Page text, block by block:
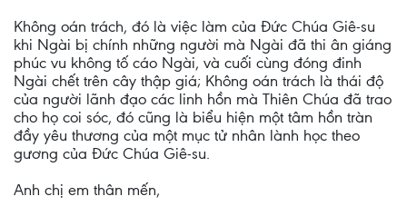
Không oán trách, đó là việc làm của Đức Chúa Giê-su
khi Ngài bị chính những người mà Ngài đã thi ân giáng
phúc vu không tố cáo Ngài, và cuối cùng đóng đinh
Ngài chết trên cây thập giá; Không oán trách là thái độ
của người lãnh đạo các linh hồn mà Thiên Chúa đã trao
cho họ coi sóc, đó cũng là biểu hiện một tâm hồn tràn
đầy yêu thương của một mục tử nhân lành học theo
gương của Đức Chúa Giê-su.
Anh chị em thân mến,